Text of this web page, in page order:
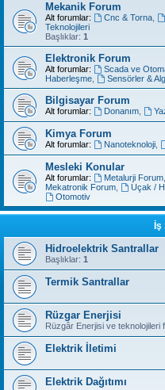
Mekanik Forum
Alt forumlar: Cnc & Torna,
Teknolojileri
Başlıklar: 1
Elektronik Forum
Alt forumlar: Scada ve
Haberleşme
Sensörler &
Bilgisayar Forum
Alt forumlar: Donanım,
Kimya Forum
Alt forumlar: Nanoteknoloji,
Mesleki Konular
Alt forumlar: Metalurji Forum,
Mekatronik Forum
Uçak /
Otomotiv
İş
Hidroelektrik Santrallar
Başlıklar: 1
Termik Santrallar
Rüzgar Enerjisi
Rüzgâr Enerjisi ve teknolojileri
Elektrik İletimi
Elektrik Dağıtımı